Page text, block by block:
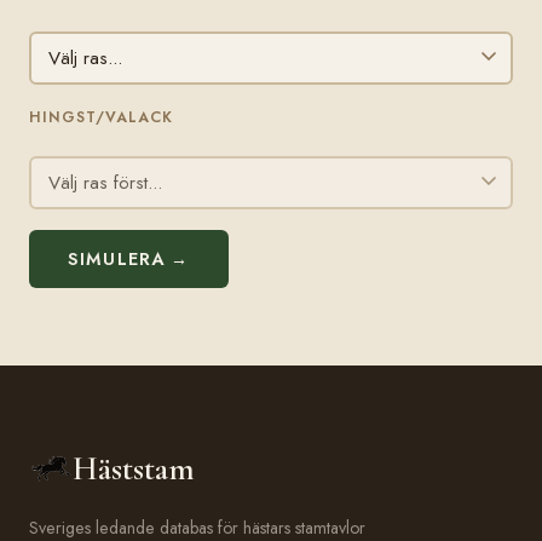
HINGST/VALACK
SIMULERA →
Häststam
Sveriges ledande databas för hästars stamtavlor